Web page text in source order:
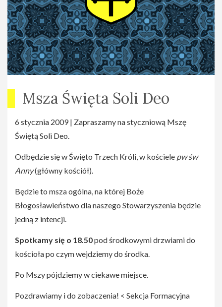
Msza Święta Soli Deo
6 stycznia 2009 | Zapraszamy na styczniową Mszę
Świętą Soli Deo.
Odbędzie się w Święto Trzech Króli, w kościele pw św
Anny(główny kościół).
Będzie to msza ogólna, na której Boże
Błogosławieństwo dla naszego Stowarzyszenia będzie
jedną z intencji.
Spotkamy się o 18.50pod środkowymi drzwiami do
kościoła po czym wejdziemy do środka.
Po Mszy pójdziemy w ciekawe miejsce.
Pozdrawiamy i do zobaczenia! < Sekcja Formacyjna